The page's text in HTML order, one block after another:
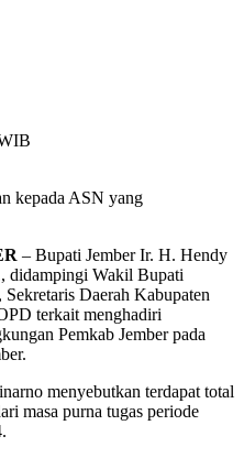
kepada ASN yang
– Bupati Jember Ir. H. Hendy
didampingi Wakil Bupati
Daerah Kabupaten
terkait menghadiri
Pemkab Jember pada
menyebutkan terdapat total
masa purna tugas periode